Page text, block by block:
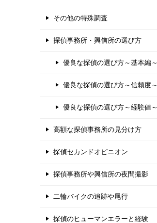
その他の特殊調査
探偵事務所・興信所の選び方
優良な探偵の選び方～基本編～
優良な探偵の選び方～信頼度～
優良な探偵の選び方～経験値～
高額な探偵事務所の見分け方
探偵セカンドオピニオン
探偵事務所や興信所の夜間撮影
二輪バイクの追跡や尾行
探偵のヒューマンエラーと経験